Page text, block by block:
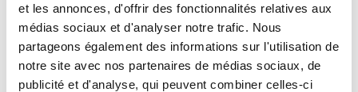
et les annonces, d'offrir des fonctionnalités relatives aux
médias sociaux et d'analyser notre trafic. Nous
partageons également des informations sur l'utilisation de
notre site avec nos partenaires de médias sociaux, de
publicité et d'analyse, qui peuvent combiner celles-ci
En savoir plus